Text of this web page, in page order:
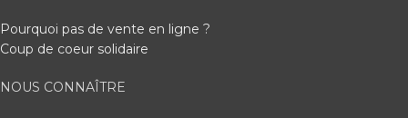
Pourquoi pas de vente en ligne ?
Coup de coeur solidaire
NOUS CONNAÎTRE